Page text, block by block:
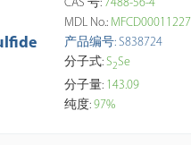
CAS 号: 7488-56-4
MDL No.: MFCD00011227
产品编号: S838724
分子式: S2Se
分子量: 143.09
纯度: 97%